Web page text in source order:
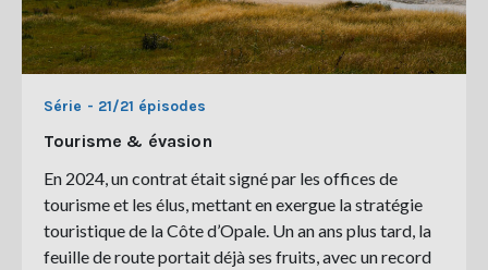
Série - 21/21 épisodes
Tourisme & évasion
En 2024, un contrat était signé par les offices de
tourisme et les élus, mettant en exergue la stratégie
touristique de la Côte d’Opale. Un an ans plus tard, la
feuille de route portait déjà ses fruits, avec un record